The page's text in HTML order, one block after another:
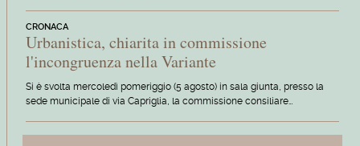
CRONACA
Urbanistica, chiarita in commissione
l'incongruenza nella Variante
Si è svolta mercoledì pomeriggio (5 agosto) in sala giunta, presso la
sede municipale di via Capriglia, la commissione consiliare…